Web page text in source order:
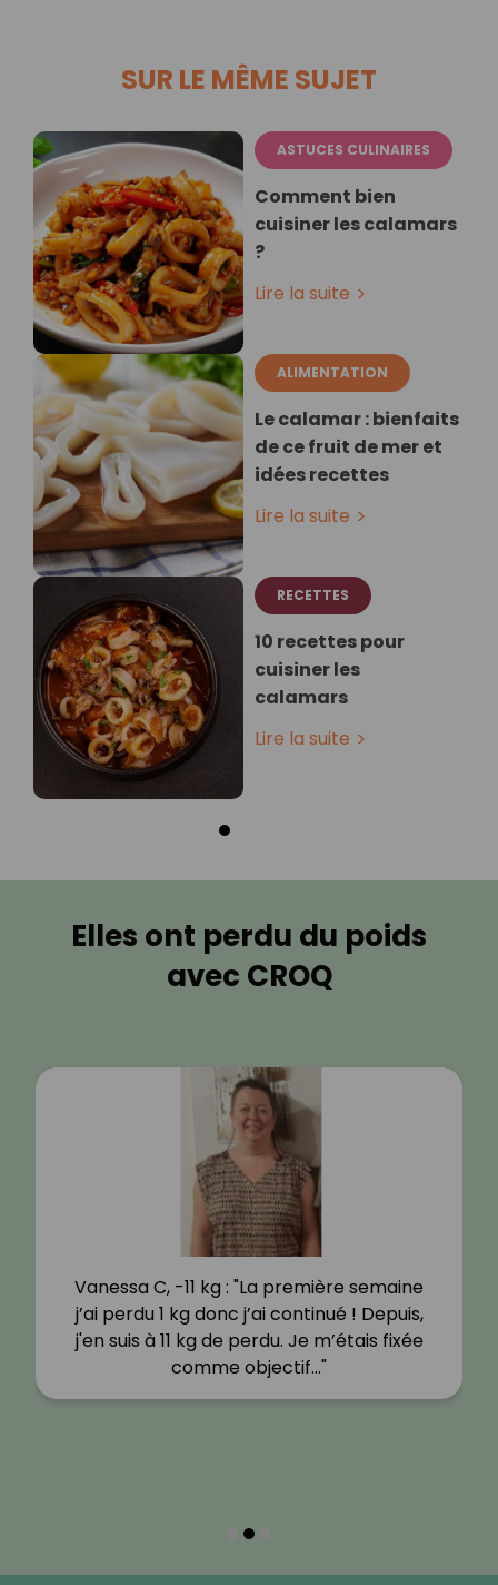
SUR LE MÊME SUJET
ASTUCES CULINAIRES
Comment bien
cuisiner les calamars
?
Lire la suite
ALIMENTATION
Le calamar : bienfaits
de ce fruit de mer et
idées recettes
Lire la suite
RECETTES
10 recettes pour
cuisiner les
calamars
Lire la suite
Elles ont perdu du poids
avec CROQ
Vanessa C, -11 kg : "La première semaine
j’ai perdu 1 kg donc j’ai continué ! Depuis,
j'en suis à 11 kg de perdu. Je m’étais fixée
comme objectif…"